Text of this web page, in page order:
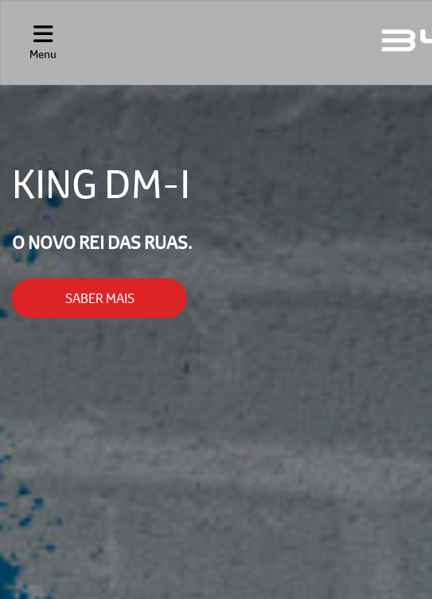
Menu
KING DM-I
O NOVO REI DAS RUAS.
SABER MAIS